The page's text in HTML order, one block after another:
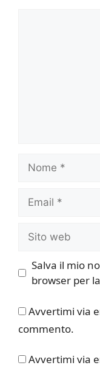
Nome
Email
Sito
web
Salva il mio
browser per
Avvertimi via
commento.
Avvertimi via